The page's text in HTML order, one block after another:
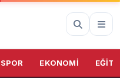
SPOR EKONOMİ